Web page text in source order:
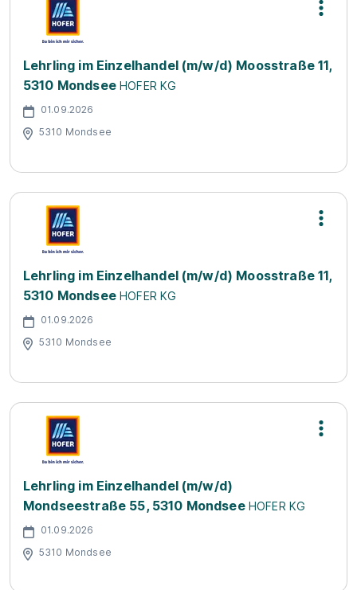
Lehrling im Einzelhandel (m/w/d) Moosstraße 11,
5310 Mondsee HOFER KG
01.09.2026
5310 Mondsee
Lehrling im Einzelhandel (m/w/d) Moosstraße 11,
5310 Mondsee HOFER KG
01.09.2026
5310 Mondsee
Lehrling im Einzelhandel (m/w/d)
Mondseestraße 55, 5310 Mondsee HOFER KG
01.09.2026
5310 Mondsee